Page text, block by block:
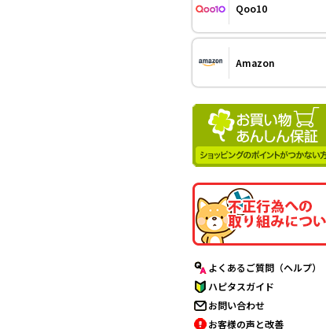
Qoo10
Amazon
よくあるご質問（ヘルプ）
ハピタスガイド
お問い合わせ
お客様の声と改善